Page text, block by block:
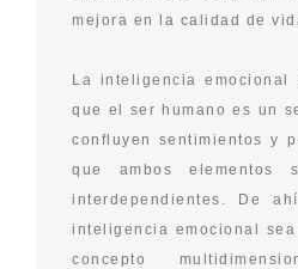
mejora en la calidad de
La inteligencia
que el ser humano es un
confluyen sentimientos y
que ambos elementos
interdependientes. De
inteligencia emocional
concepto